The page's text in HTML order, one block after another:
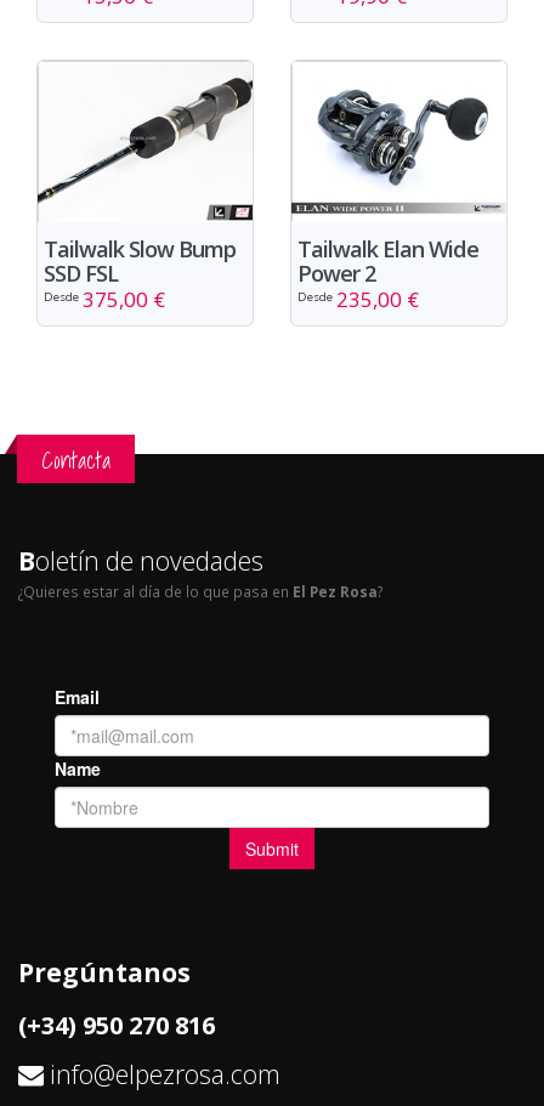
Tailwalk Slow Bump
SSD FSL
Desde 375,00 €
Tailwalk Elan Wide
Power 2
Desde 235,00 €
Contacta
Boletín de novedades
¿Quieres estar al día de lo que pasa en El Pez Rosa?
Pregúntanos
(+34) 950 270 816
info@elpezrosa.com